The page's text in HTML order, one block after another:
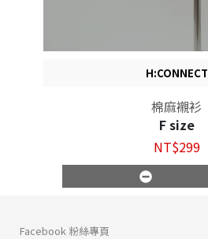
H:CONNECT
棉麻襯衫
F size
NT$299
Facebook 粉絲專頁